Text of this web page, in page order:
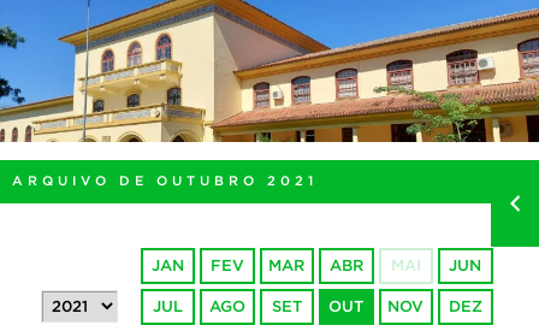
INTERNACIONAL
OUVIDORIA
PORTARIAS
ARQUIVO DE OUTUBRO 2021
JAN FEV MAR ABR MAI JUN
JUL AGO SET OUT NOV DEZ